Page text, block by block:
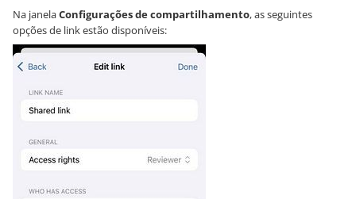
Na janelaConfigurações de compartilhamento, as seguintes
opções de link estão disponíveis: